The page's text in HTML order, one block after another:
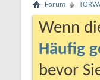
Forum
Wenn
Häufig
bevor